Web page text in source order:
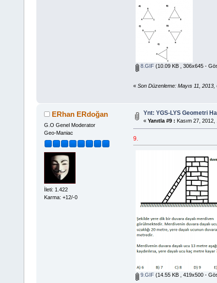
8.GIF(10.09 KB , 306x645 -
« Son Düzenleme: Mayıs 11,
ERhan ERdoğan
G.O Genel Moderator
Geo-Maniac
İleti: 1.422
Karma: +12/-0
Ynt: YGS-LYS Geometri
« Yanıtla #9 : Kasım 27,
9.
9.GIF(14.55 KB , 419x500 -